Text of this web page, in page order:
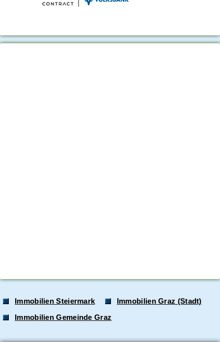
Immobilien Steiermark Immobilien Graz (Stadt)
Immobilien Gemeinde Graz